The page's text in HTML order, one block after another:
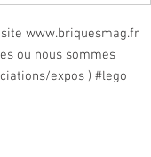
www.briquesmag.fr
ou nous sommes
expos ) #lego